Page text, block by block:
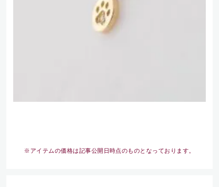
※アイテムの価格は記事公開日時点のものとなっております。